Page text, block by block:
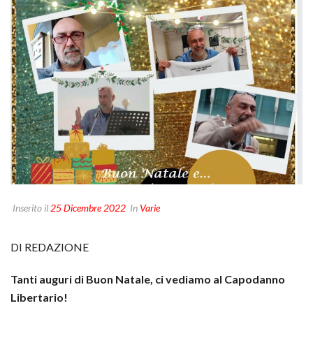
Inserito il 25 Dicembre 2022 In Varie
DI REDAZIONE
Tanti auguri di Buon Natale, ci vediamo al Capodanno
Libertario!